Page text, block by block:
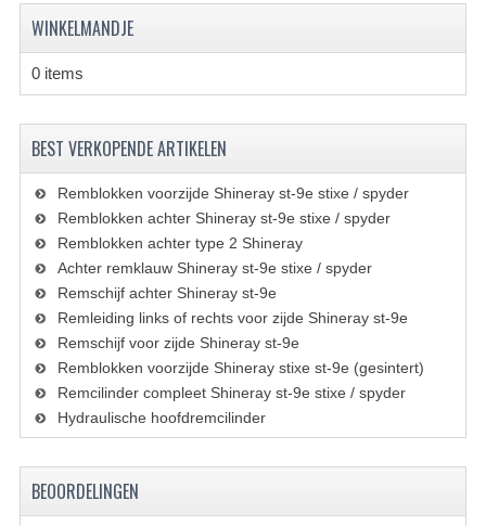
KOEL SYSTEEM
MOTOR
REM SYSTEEM
SCHOKBREKERS
STUUR INRICHTING
UITLAAT SYSTEEM
VERLICHTING
WIEL OPHANGING
WIELEN EN BANDEN
WINKELMANDJE
0 items
BEST VERKOPENDE ARTIKELEN
Remblokken voorzijde Shineray st-9e stixe / spyder
Remblokken achter Shineray st-9e stixe / spyder
Remblokken achter type 2 Shineray
Achter remklauw Shineray st-9e stixe / spyder
Remschijf achter Shineray st-9e
Remleiding links of rechts voor zijde Shineray st-9e
Remschijf voor zijde Shineray st-9e
Remblokken voorzijde Shineray stixe st-9e (gesintert)
Remcilinder compleet Shineray st-9e stixe / spyder
Hydraulische hoofdremcilinder
BEOORDELINGEN